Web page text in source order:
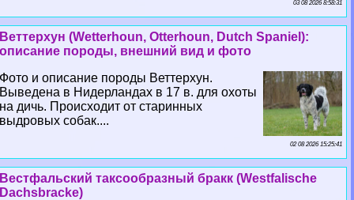
03 08 2026 8:58:31
Веттерхун (Wetterhoun, Otterhoun, Dutch Spaniel):
описание породы, внешний вид и фото
Фото и описание породы Веттерхун.
Выведена в Нидерландах в 17 в. для охоты
на дичь. Происходит от старинных
выдровых собак....
02 08 2026 15:25:41
Вестфальский таксообразный бpaкк (Westfalische
Dachsbracke)